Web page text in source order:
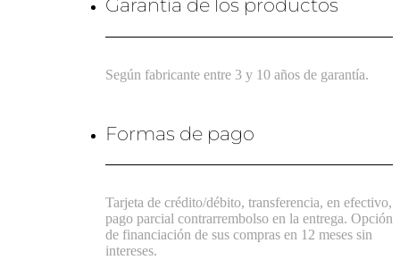
Garantía de los productos
Según fabricante entre 3 y 10 años de garantía.
Formas de pago
Tarjeta de crédito/débito, transferencia, en efectivo,
pago parcial contrarrembolso en la entrega. Opción
de financiación de sus compras en 12 meses sin
intereses.